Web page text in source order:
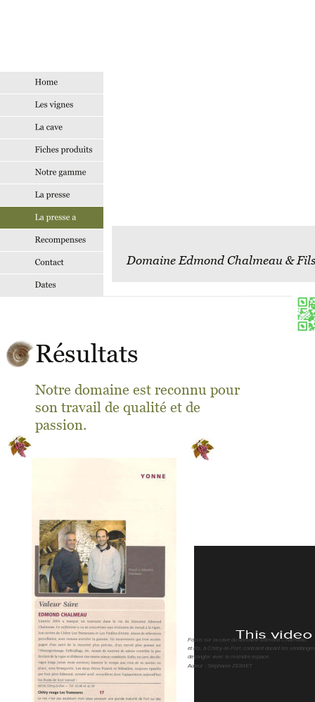
Domaine Edmond Chalmeau & Fils
Résultats
Notre domaine est reconnu pour
son travail de qualité et de
passion.
Focus sur la cave du domaine Edmond Chalmeau
et fils, à Chitry-le-Fort, contraint durant les
de jongler avec le moindre espace.
Auteur : Stéphanie ZEIMET